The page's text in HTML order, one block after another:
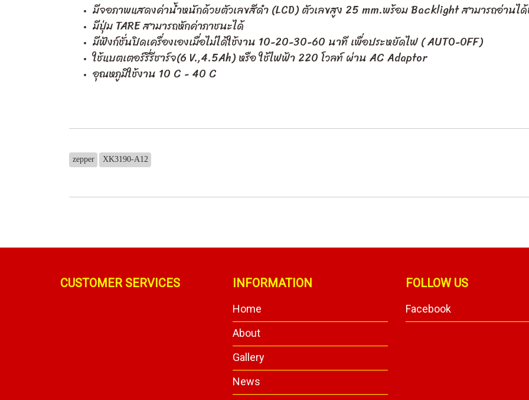
มีจอภาพแสดงค่าน้ำหนักด้วยตัวเลขสีดำ (LCD) ตัวเลขสูง 25 mm.พร้อม Backlight สามารถอ่านไ
มีปุ่ม TARE สามารถหักค่าภาชนะได้
มีฟังก์ชั่นปิดเครื่องเองเมื่อไม่ได้ใช้งาน 10-20-30-60 นาที เพื่อประหยัดไฟ ( AUTO-OFF)
ใช้แบตเตอร์รี่รีชาร์จ(6 V.,4.5Ah) หรือ ใช้ไฟฟ้า 220 โวลท์ ผ่าน AC Adaptor
อุณหภูมิใช้งาน 10 C - 40 C
zepper XK3190-A12
CUSTOMER SERVICES INFORMATION
Home
About
Gallery
News
FOLLOW US
Facebook